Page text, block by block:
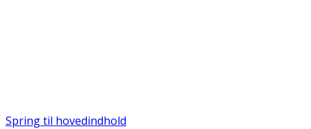
Spring til hovedindhold